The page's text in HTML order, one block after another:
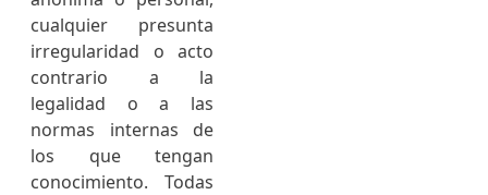
cualquier presunta
irregularidad o acto
contrario a la
legalidad o a las
normas internas de
los que tengan
conocimiento. Todas